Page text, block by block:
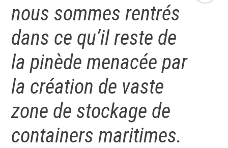
nous sommes rentrés
dans ce qu’il reste de
la pinède menacée par
la création de vaste
zone de stockage de
containers maritimes.